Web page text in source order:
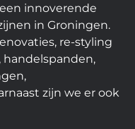
innoverende
in Groningen.
re-styling
zijn we er ook